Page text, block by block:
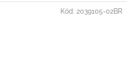
Kód: 2039105-02BR